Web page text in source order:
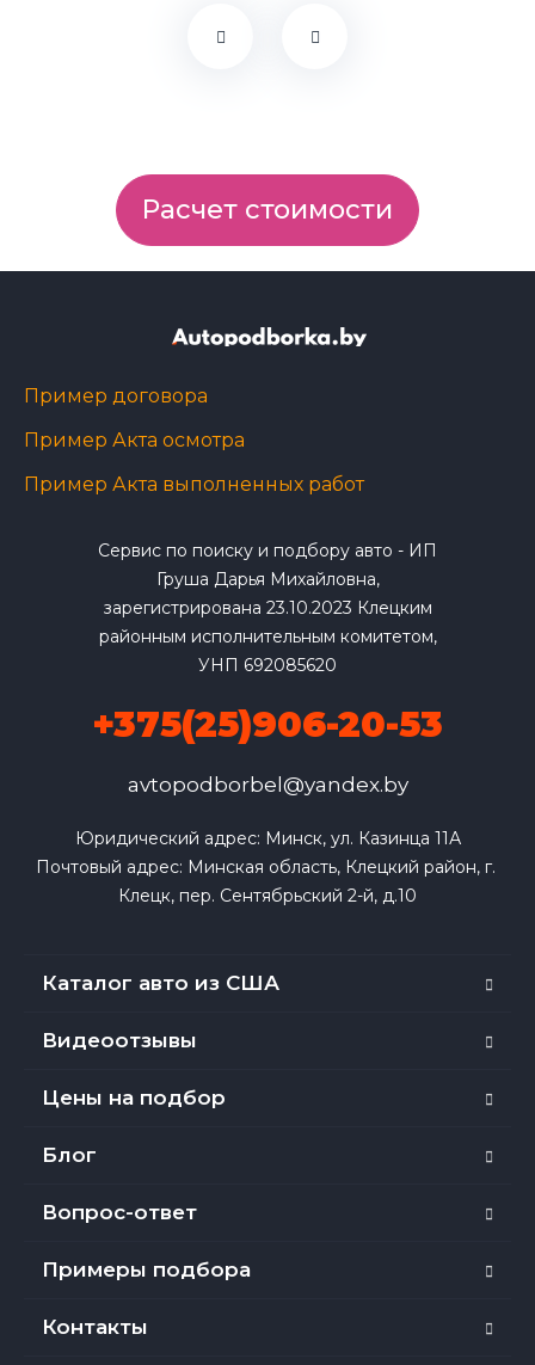
Расчет стоимости
Пример договора
Пример Акта осмотра
Пример Акта выполненных работ
Сервис по поиску и подбору авто - ИП
Груша Дарья Михайловна,
зарегистрирована 23.10.2023 Клецким
районным исполнительным комитетом,
УНП 692085620
+375(25)906-20-53
avtopodborbel@yandex.by
Юридический адрес: Минск, ул. Казинца 11А
Почтовый адрес: Минская область, Клецкий район, г.
Клецк, пер. Сентябрьский 2-й, д.10
Каталог авто из США
Видеоотзывы
Цены на подбор
Блог
Вопрос-ответ
Примеры подбора
Контакты